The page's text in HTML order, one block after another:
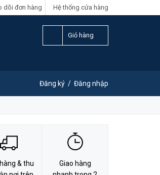
Hệ thống cửa hàng
dõi đơn hàng
Giỏ hàng
Đăng ký / Đăng nhập
LIÊN HỆ ĐẶT HÀNG
& thu
Giao hàng